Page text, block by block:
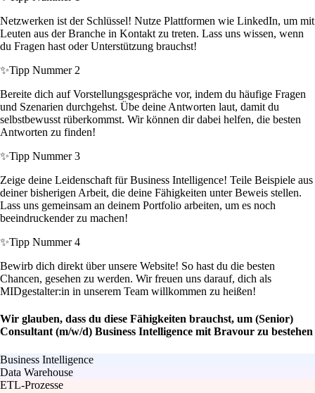
Netzwerken ist der Schlüssel! Nutze Plattformen wie LinkedIn, um mit
Leuten aus der Branche in Kontakt zu treten. Lass uns wissen, wenn
du Fragen hast oder Unterstützung brauchst!
✨Tipp Nummer 2
Bereite dich auf Vorstellungsgespräche vor, indem du häufige Fragen
und Szenarien durchgehst. Übe deine Antworten laut, damit du
selbstbewusst rüberkommst. Wir können dir dabei helfen, die besten
Antworten zu finden!
✨Tipp Nummer 3
Zeige deine Leidenschaft für Business Intelligence! Teile Beispiele aus
deiner bisherigen Arbeit, die deine Fähigkeiten unter Beweis stellen.
Lass uns gemeinsam an deinem Portfolio arbeiten, um es noch
beeindruckender zu machen!
✨Tipp Nummer 4
Bewirb dich direkt über unsere Website! So hast du die besten
Chancen, gesehen zu werden. Wir freuen uns darauf, dich als
MIDgestalter:in in unserem Team willkommen zu heißen!
Wir glauben, dass du diese Fähigkeiten brauchst, um (Senior)
Consultant (m/w/d) Business Intelligence mit Bravour zu bestehen
Business Intelligence
Data Warehouse
ETL-Prozesse